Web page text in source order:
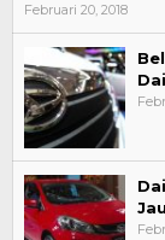
Februari 20, 2018